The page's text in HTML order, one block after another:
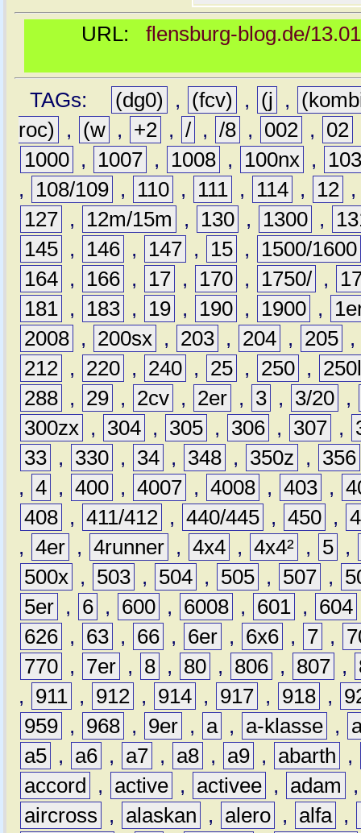
URL: flensburg-blog.de/
TAGs: (dg0) , (fcv) , (j ,
roc)
, (w , +2 , / , /8 , 002 , 02
1000 , 1007 , 1008 , 100nx ,
,
108/109 , 110 , 111 , 114 , 12
127 , 12m/15m , 130 , 1300 ,
145 , 146 , 147 , 15 ,
1500/1600
164 , 166 , 17 , 170 , 1750/ ,
181 , 183 , 19 , 190 , 1900 ,
2008 , 200sx , 203 , 204 , 205 ,
212 , 220 , 240 , 25 , 250 ,
288 , 29 , 2cv , 2er , 3 , 3/20 ,
300zx , 304 , 305 , 306 , 307 ,
33 , 330 , 34 , 348 , 350z ,
356
, 4 , 400 , 4007 , 4008 , 403 ,
408 , 411/412 , 440/445 , 450 ,
, 4er , 4runner , 4x4 , 4x4² , 5 ,
500x , 503 , 504 , 505 , 507 ,
5er , 6 , 600 , 6008 , 601 , 604
626 , 63 , 66 , 6er , 6x6 , 7 ,
770 , 7er , 8 , 80 , 806 , 807 ,
,
911 , 912 , 914 , 917 , 918 ,
959 , 968 , 9er , a , a-klasse ,
a5 , a6 , a7 , a8 , a9 , abarth
,
accord
, active , activee , adam
aircross
, alaskan , alero , alfa ,